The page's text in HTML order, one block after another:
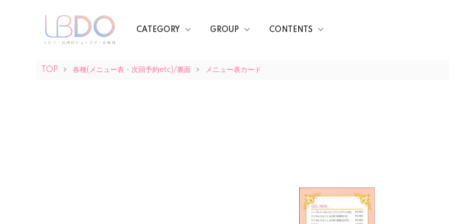
CATEGORY GROUP CONTENTS
TOP 各種(メニュー表・次回予約etc)/裏面 メニュー表カード